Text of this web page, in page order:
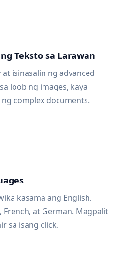
Teksto sa Larawan
isinasalin ng advanced
loob ng images, kaya
complex documents.
kasama ang English,
French, at German. Magpalit
sa isang click.